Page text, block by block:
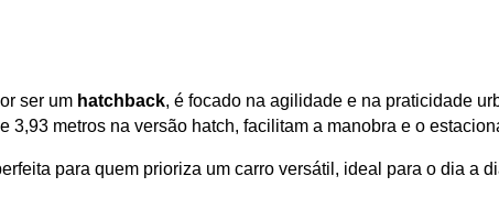
ser um hatchback, é focado na agilidade e na praticidade
3,93 metros na versão hatch, facilitam a manobra e o
para quem prioriza um carro versátil, ideal para o dia a